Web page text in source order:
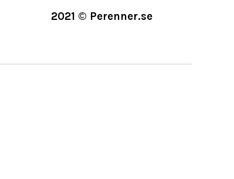
2021 © Perenner.se